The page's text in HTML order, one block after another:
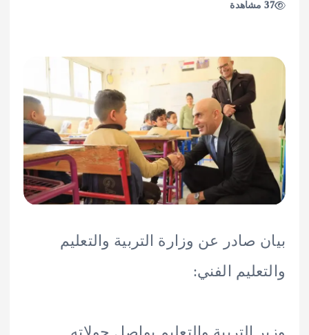
صادر عن وزارة التربية والتعليم
الفني: